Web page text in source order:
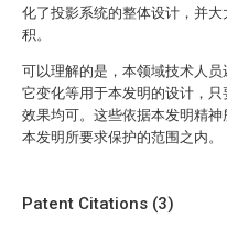
化了投影系统的整体设计，并
积。
可以理解的是，本领域技术人
它变化等用于本发明的设计，
效果均可。这些依据本发明精
本发明所要求保护的范围之内。
Patent Citations (3)